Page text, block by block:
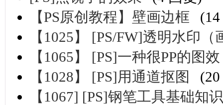
【PS原创教程】壁画边框
【1025】 [PS/FW]透明水印（
【1065】 [PS]一种很PP的图效
【1028】 [PS]用通道抠图
【1067] [PS]钢笔工具基础知识